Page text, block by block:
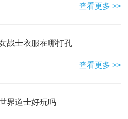
查看更多 >>
战士衣服在哪打孔
查看更多 >>
界道士好玩吗